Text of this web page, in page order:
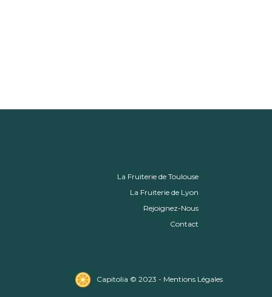
La Fruiterie de Toulouse
La Fruiterie de Lyon
Rejoignez-Nous
Contact
Capitolia © 2023 - Mentions Légales